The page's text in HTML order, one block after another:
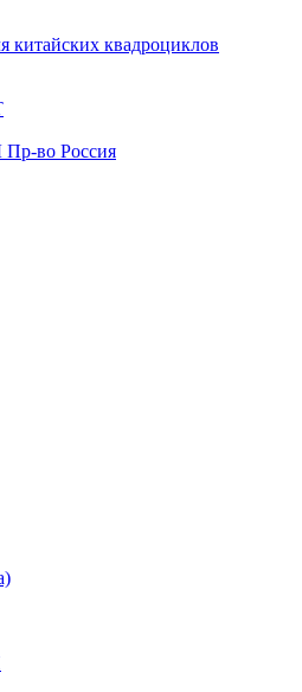
китайских квадроциклов
во Россия